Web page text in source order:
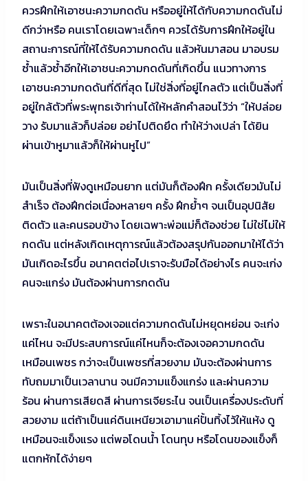
ควรฝึกให้เอาชนะความกดดัน หรืออยู่ให้ได้กับความกดดันไม่
ดีกว่าหรือ คนเราโดยเฉพาะเด็กๆ ควรได้รับการฝึกให้อยู่ใน
สถานะการณ์ที่ให้ได้รับความกดดัน แล้วหันมาสอน มาอบรม
ซ้ำแล้วซ้ำอีกให้เอาชนะความกดดันที่เกิดขึ้น แนวทางการ
เอาชนะความกดดันที่ดีที่สุด ไม่ใช่สิ่งที่อยู่ไกลตัว แต่เป็นสิ่งที่
อยู่ใกล้ตัวที่พระพุทธเจ้าท่านได้ให้หลักคำสอนไว้ว่า “ให้ปล่อย
วาง รับมาแล้วก็ปล่อย อย่าไปติดยึด ทำให้ว่างเปล่า ได้ยิน
ผ่านเข้าหูมาแล้วก็ให้ผ่านหูไป”
มันเป็นสิ่งที่ฟังดูเหมือนยาก แต่มันก็ต้องฝึก ครั้งเดียวมันไม่
สำเร็จ ต้องฝึกต่อเนื่องหลายๆ ครั้ง ฝึกย้ำๆ จนเป็นอุปนิสัย
ติดตัว และคนรอบข้าง โดยเฉพาะพ่อแม่ก็ต้องช่วย ไม่ใช่ไม่ให้
กดดัน แต่หลังเกิดเหตุการณ์แล้วต้องสรุปกันออกมาให้ได้ว่า
มันเกิดอะไรขึ้น อนาคตต่อไปเราจะรับมือได้อย่างไร คนจะเก่ง
คนจะแกร่ง มันต้องผ่านการกดดัน
เพราะในอนาคตต้องเจอแต่ความกดดันไม่หยุดหย่อน จะเก่ง
แค่ไหน จะมีประสบการณ์แค่ไหนก็จะต้องเจอความกดดัน
เหมือนเพชร กว่าจะเป็นเพชรที่สวยงาม มันจะต้องผ่านการ
ทับถมมาเป็นเวลานาน จนมีความแข็งแกร่ง และผ่านความ
ร้อน ผ่านการเสียดสี ผ่านการเจียระไน จนเป็นเครื่องประดับที่
สวยงาม แต่ถ้าเป็นแค่ดินเหนียวเอามาแค่ปั้นทิ้งไว้ให้แห้ง ดู
เหมือนจะแข็งแรง แต่พอโดนน้ำ โดนทุบ หรือโดนของแข็งก็
แตกหักได้ง่ายๆ